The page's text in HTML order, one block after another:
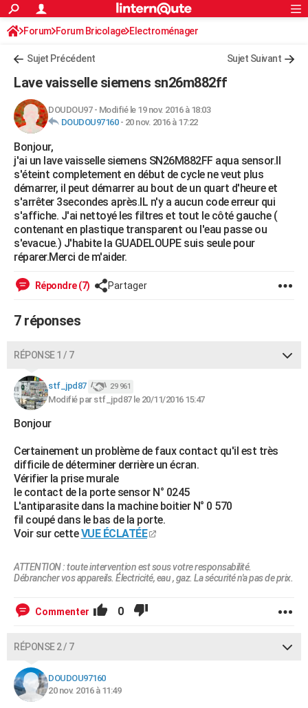
ACTUALITÉS
Politique
Société
Faits Divers
Education
Monde
Villes
+
FINANCE
Retraite
Impôts
Epargne
Immobilier
Risques naturels par ville
Banque
Assurance
Crédit
AUTO
Essais
Réserver un essai
Citadines
Berlines
SUV
Forum auto
+HIGH-TECH
Mobiles
Meilleur smartphone
Internet
Ordinateurs
Jeux vidéo
Guide high-tech
+BRICOLAGE
Forum
Aménagement intérieur
Extérieur
Cuisine
Salle de bains
Jardinage
Rangement
WEEK-END
Guides de France
Escapades
Patrimoine
Expositions
Musées
Week-end nature
LIFESTYLE
Art de vivre
Bien-être
Loisirs
ModeModes de vie
Alimentation
Guide de la santé
Maladies
Médicaments
Sommeil
Destinations
City break
Voyage nature
Voyage de noces
Forum
Climat
PHOTO
GUIDES D'ACHAT
BONS PLANS
CARTE DE VOEUX
Carte de Noël
Carte Bonne année
Carte Saint-Valentin
Carte Pâques
Carte d'anniversaire
Dictionnaire
Biographies
Citations
Expressions
Proverbes
PROGRAMME TV
COPAINS D'AVANT
S'inscrire
Se connecter
Lycées
Collèges
Primaires
Universités
Entreprises
Service militaire
Avis de recherche
AVIS DE DÉCÈS
Bricolage
Lifestyle
Culture
Sport
Auto
Television
Voyage
Cinema
S'inscrire
Connexion
Forum Forum Bricolage Electroménager
Sujet Précédent Sujet Suivant
Lave vaisselle siemens sn26m882ff
DOUDOU97- Modifié le 19 nov. 2016 à 18:03
DOUDOU97160- 20 nov. 2016 à 17:22
Bonjour,
j'ai un lave vaisselle siemens SN26M882FF aqua sensor.Il
s'éteint completement en début de cycle ne veut plus
démarrer, il peut démarrer au bout de un quart d'heure et
s'arrêter 3secondes après.IL n'y a aucun code erreur qui
s'affiche. J'ai nettoyé les filtres et tout le côté gauche (
contenant en plastique transparent ou l'eau passe ou
s'evacue.) J'habite la GUADELOUPE suis seule pour
réparer.Merci de m'aider.
Répondre (7) Partager
7 réponses
RÉPONSE 1 / 7
stf_jpd87 29 961
Modifié par stf_jpd87 le 20/11/2016 15:47
Bonjour
Certainement un problème de faux contact qu'il est très
difficile de déterminer derrière un écran.
Vérifier la prise murale
le contact de la porte sensor N° 0245
L'antiparasite dans la machine boitier N° 0 570
fil coupé dans le bas de la porte.
Voir sur cetteVUE ÉCLATÉE
ATTENTION : toute intervention est sous votre responsabilité.
Débrancher vos appareils. Électricité, eau , gaz. La sécurité n'a pas de prix.
Commenter 0
RÉPONSE 2 / 7
DOUDOU97160
20 nov. 2016 à 11:49